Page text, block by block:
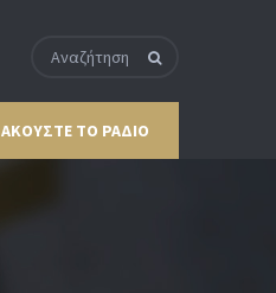
ΑΚΟΥΣΤΕ ΤΟ ΡΑΔΙΟ